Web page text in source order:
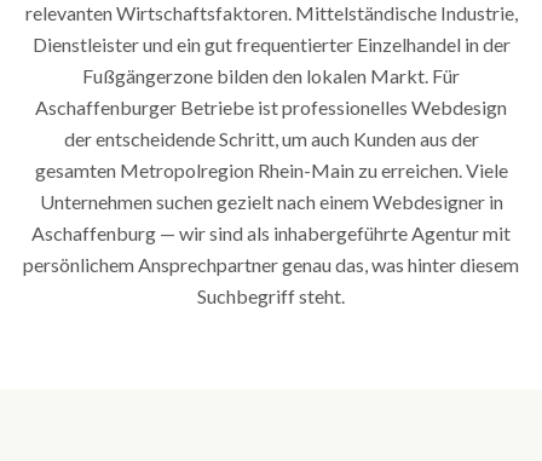
relevanten Wirtschaftsfaktoren. Mittelständische Industrie,
Dienstleister und ein gut frequentierter Einzelhandel in der
Fußgängerzone bilden den lokalen Markt. Für
Aschaffenburger Betriebe ist professionelles Webdesign
der entscheidende Schritt, um auch Kunden aus der
gesamten Metropolregion Rhein-Main zu erreichen. Viele
Unternehmen suchen gezielt nach einem Webdesigner in
Aschaffenburg — wir sind als inhabergeführte Agentur mit
persönlichem Ansprechpartner genau das, was hinter diesem
Suchbegriff steht.